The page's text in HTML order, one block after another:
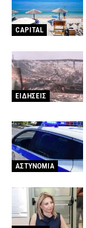
CAPITAL
ΕΙΔΗΣΕΙΣ
ΑΣΤΥΝΟΜΙΑ